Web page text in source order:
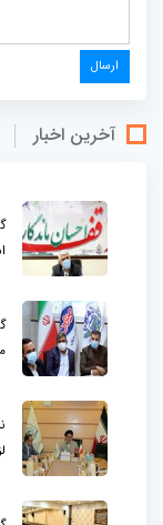
آخرین اخبار